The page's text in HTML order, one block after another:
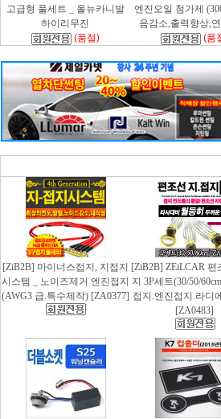
고급형 풀세트 _ 올뉴카니발
하이리무진
(품절)
엔진오일 첨가제
음감소,출력향상,
(품
[ZiB2B] 마이너스접지, 지접지
시스템 _ 노이즈제거 엔진접지
(AWG3 급.특수제작) [ZA0377]
[ZiB2B] ZEiLCAR 편
지 3P세트(30/50/
접지.엔진접지.라디
[ZA0483]